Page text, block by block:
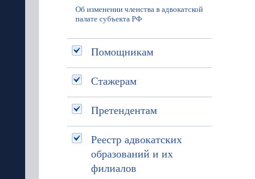
Об изменении членства в адвокатской
палате субъекта РФ
Помощникам
Стажерам
Претендентам
Реестр адвокатских
образований и их
филиалов